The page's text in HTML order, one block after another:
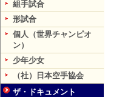
組手試合
形試合
個人（世界チャンピオ
ン）
少年少女
（社）日本空手協会
ザ・ドキュメント